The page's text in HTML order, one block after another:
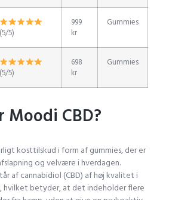
(5/5)
999
kr
Gummies
(5/5)
698
kr
Gummies
Moodi CBD?
kosttilskud i form af gummies, der er
og velvære i hverdagen.
af cannabidiol (CBD) af høj kvalitet i
hvilket betyder, at det indeholder flere